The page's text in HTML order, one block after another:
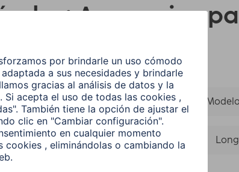
Accesorios
Marca compatible
de Producto Conexión (1)